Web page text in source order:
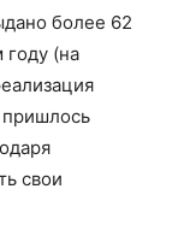
более 62
(на
пришлось
свои